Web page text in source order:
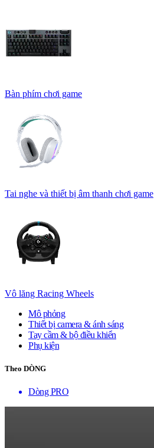
Bàn phím chơi game
Tai nghe và thiết bị âm thanh chơi game
Vô lăng Racing Wheels
Mô phỏng
Thiết bị camera & ánh sáng
Tay cầm & bộ điều khiển
Phụ kiện
Theo DÒNG
Dòng PRO